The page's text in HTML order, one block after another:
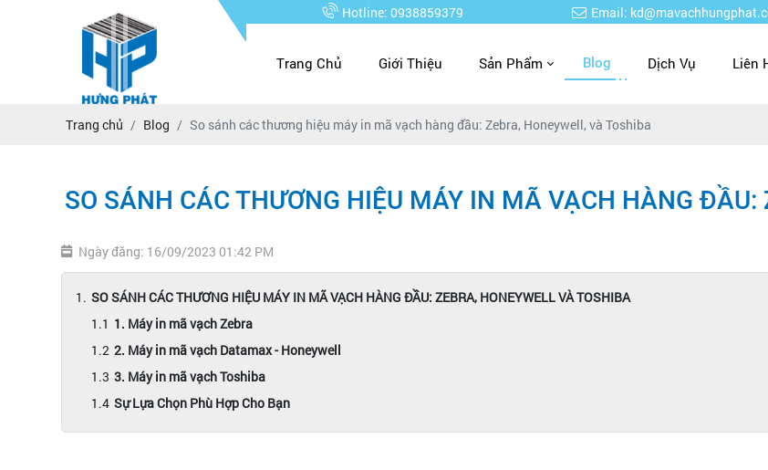
Hotline: 0938859379 Email:
Trang Chủ Giới Thiệu Sản Phẩm Blog Dịch Vụ Liên
Trang chủ Blog So sánh các thương hiệu máy in mã vạch hàng đầu: Zebra, Honeywell, và Toshiba
SO SÁNH CÁC THƯƠNG HIỆU MÁY IN MÃ VẠCH HÀNG ĐẦU:
Ngày đăng: 16/09/2023 01:42 PM
SO SÁNH CÁC THƯƠNG HIỆU MÁY IN MÃ VẠCH HÀNG ĐẦU: ZEBRA, HONEYWELL VÀ TOSHIBA
1. Máy in mã vạch Zebra
2. Máy in mã vạch Datamax - Honeywell
3. Máy in mã vạch Toshiba
Sự Lựa Chọn Phù Hợp Cho Bạn